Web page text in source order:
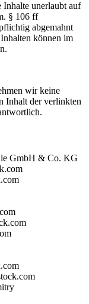
Inhalte unerlaubt auf
§ 106 ff
abgemahnt
können im
wir keine
Inhalt der verlinkten
GmbH & Co. KG